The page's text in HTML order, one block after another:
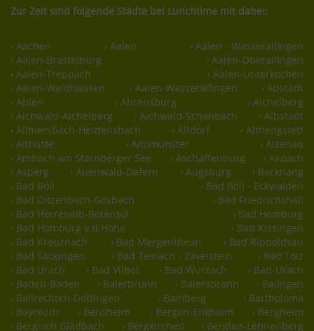
Zur Zeit sind folgende Städte bei Lunchtime mit dabei:
› Aachen › Aalen
› Aalen - Wasseralfingen
› Aalen-Brastelburg
› Aalen-Oberalfingen
› Aalen-Treppach
› Aalen-Unterkochen
› Aalen-Waldhausen
› Aalen-Wasseralfingen
› Abstadt
› Ahlen
› Ahrensburg
› Aichelberg
› Aichwald-Aichelberg
› Aichwald-Schanbach
› Albstadt
› Allmersbach-Heutensbach
› Altdorf
› Althengstett
› Althütte
› Altomünster
› Alzenau
› Ambach am Starnberger See
› Aschaffenburg
› Aspach
› Asperg
› Auenwald-Däfern › Augsburg
› Backnang
› Bad Boll
› Bad Boll - Eckwälden
› Bad Ditzenbach-Gosbach
› Bad Friedrichshall
› Bad Herrenalb-Rotensol
› Bad Homburg
› Bad Homburg v.d.Höhe
› Bad Kissingen
› Bad Kreuznach
› Bad Mergentheim
› Bad Rippoldsau
› Bad Säckingen
› Bad Teinach - Zavelstein
› Bad Tölz
› Bad Urach
› Bad Vilbel › Bad Wurzach
› Bad-Urach
› Baden-Baden
› Baierbrunn › Baiersbronn
› Balingen
› Ballrechten-Dottingen
› Bamberg
› Bartholomä
› Bayreuth
› Bensheim › Bergen-Enkheim
› Bergheim
› Bergisch Gladbach
› Bergkirchen › Berglen-Lehnenberg